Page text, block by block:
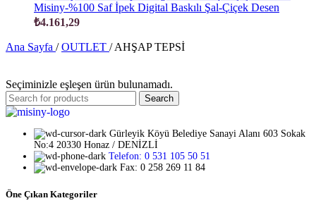
Misiny-%100 Saf İpek Digital Baskılı Şal-Çiçek Desen
₺4.161,29
Ana Sayfa / OUTLET / AHŞAP TEPSİ
Seçiminizle eşleşen ürün bulunamadı.
Search
Gürleyik Köyü Belediye Sanayi Alanı 603 Sokak
No:4 20330 Honaz / DENİZLİ
Telefon: 0 531 105 50 51
Fax: 0 258 269 11 84
Öne Çıkan Kategoriler